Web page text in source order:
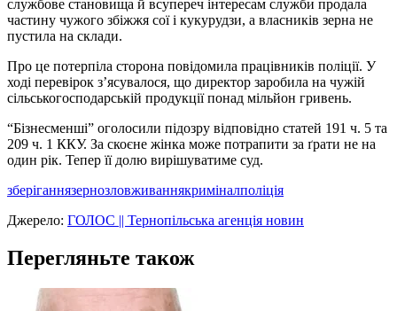
службове становища й всупереч інтересам служби продала
частину чужого збіжжя сої і кукурудзи, а власників зерна не
пустила на склади.
Про це потерпіла сторона повідомила працівників поліції. У
ході перевірок з’ясувалося, що директор заробила на чужій
сільськогосподарській продукції понад мільйон гривень.
“Бізнесменші” оголосили підозру відповідно статей 191 ч. 5 та
209 ч. 1 ККУ. За скоєне жінка може потрапити за ґрати не на
один рік. Тепер її долю вирішуватиме суд.
зберіганнязернозловживаннякриміналполіція
Джерело: ГОЛОС || Тернопільська агенція новин
Перегляньте також